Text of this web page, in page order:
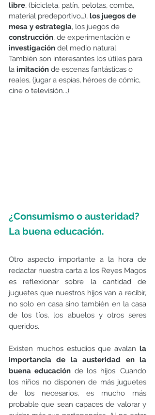
libre, (bicicleta, patín, pelotas, comba,
material predeportivo…), los juegos de
mesa y estrategia, los juegos de
construcción, de experimentación e
investigación del medio natural.
También son interesantes los útiles para
la imitación de escenas fantásticas o
reales, (jugar a espías, héroes de cómic,
cine o televisión...).
¿Consumismo o austeridad?
La buena educación.
Otro aspecto importante a la hora de
redactar nuestra carta a los Reyes Magos
es reflexionar sobre la cantidad de
juguetes que nuestros hijos van a recibir,
no solo en casa sino también en la casa
de los tíos, los abuelos y otros seres
queridos.
Existen muchos estudios que avalan la
importancia de la austeridad en la
buena educación de los hijos. Cuando
los niños no disponen de más juguetes
de los necesarios, es mucho más
probable que sean capaces de valorar y